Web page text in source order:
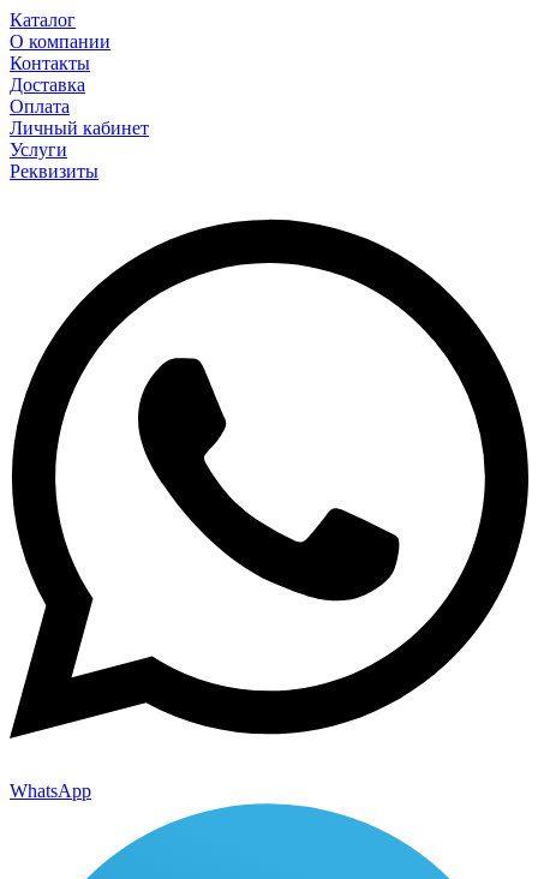
Каталог
О компании
Контакты
Доставка
Оплата
Личный кабинет
Услуги
Реквизиты
WhatsApp